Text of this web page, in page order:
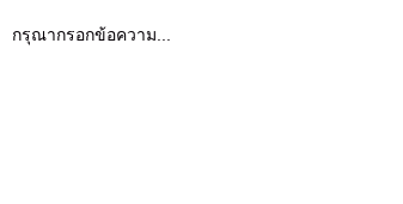
กรุณากรอกข้อความ...